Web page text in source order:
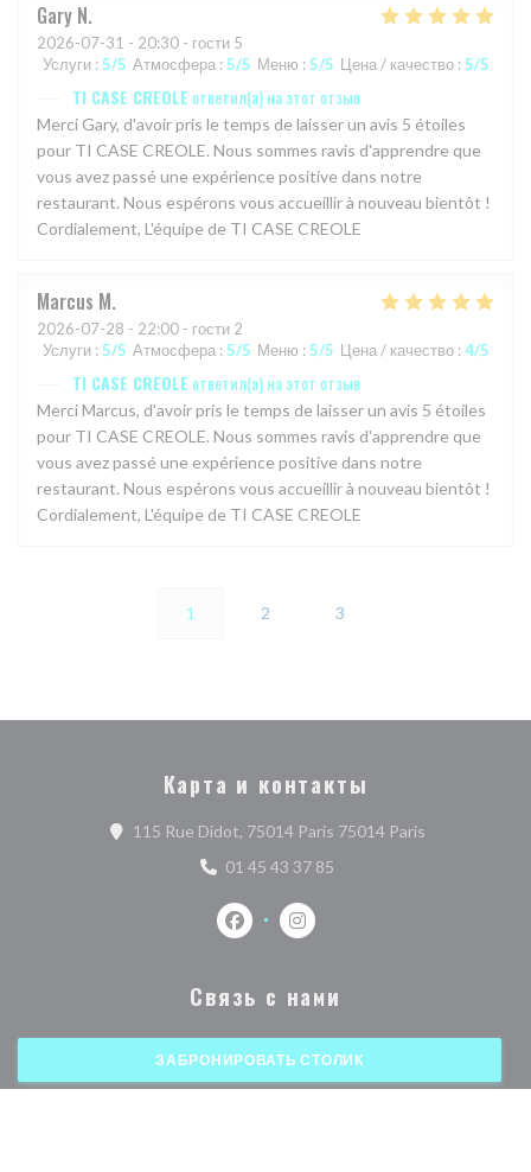
Gary N
2026-07-31 - 20:30 - гости 5
Услуги : 5/5 Атмосфера : 5/5 Меню : 5/5 Цена / качество : 5/5
TI CASE CREOLE ответил(а) на этот отзыв
Merci Gary, d'avoir pris le temps de laisser un avis 5 étoiles
pour TI CASE CREOLE. Nous sommes ravis d'apprendre que
vous avez passé une expérience positive dans notre
restaurant. Nous espérons vous accueillir à nouveau bientôt !
Cordialement, L'équipe de TI CASE CREOLE
Marcus M
2026-07-28 - 22:00 - гости 2
Услуги : 5/5 Атмосфера : 5/5 Меню : 5/5 Цена / качество : 4/5
TI CASE CREOLE ответил(а) на этот отзыв
Merci Marcus, d'avoir pris le temps de laisser un avis 5 étoiles
pour TI CASE CREOLE. Nous sommes ravis d'apprendre que
vous avez passé une expérience positive dans notre
restaurant. Nous espérons vous accueillir à nouveau bientôt !
Cordialement, L'équipe de TI CASE CREOLE
1 2 3
Карта и контакты
115 Rue Didot, 75014 Paris 75014 Paris
01 45 43 37 85
Facebook ((открывается в новом
Instagram ((открывается в
Связь с нами
ЗАБРОНИРОВАТЬ СТОЛИК